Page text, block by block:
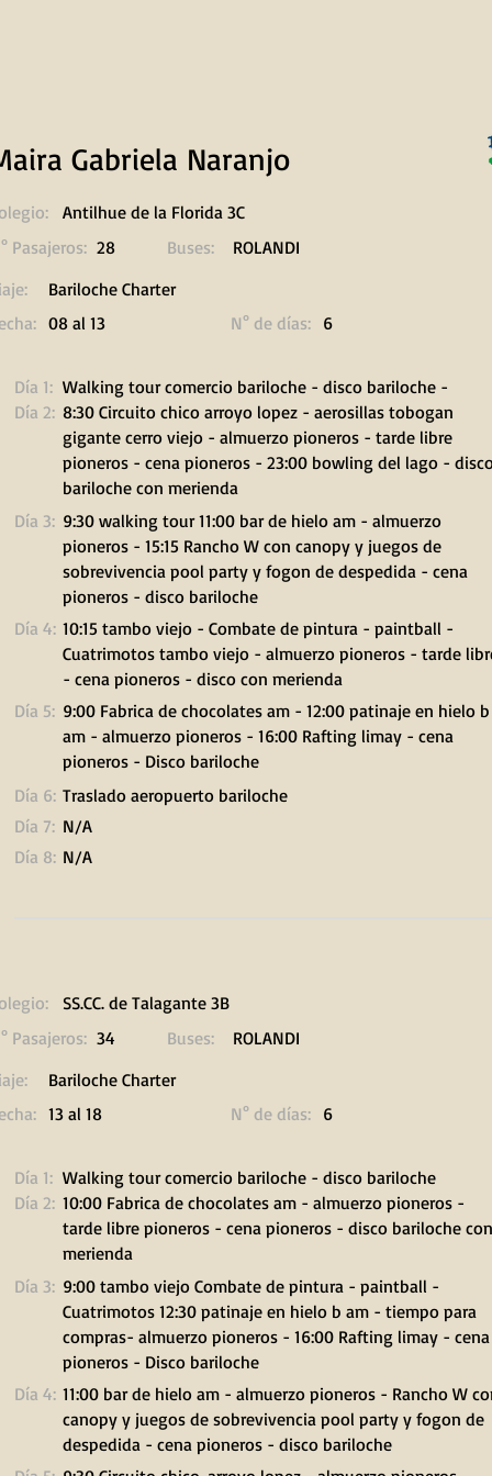
Gabriela Naranjo
Antilhue de la Florida 3C
Pasajeros: 28 Buses:
ROLANDI
Bariloche Charter
08 al 13 N° de días: 6
Día 1:
Día 2:
Walking tour comercio bariloche - disco bariloche -
8:30 Circuito chico arroyo lopez - aerosillas tobogan
gigante cerro viejo - almuerzo pioneros - tarde libre
pioneros - cena pioneros - 23:00 bowling del lago -
bariloche con merienda
Día 3: 9:30 walking tour 11:00 bar de hielo am - almuerzo
pioneros - 15:15 Rancho W con canopy y juegos de
sobrevivencia pool party y fogon de despedida - cena
pioneros - disco bariloche
Día 4: 10:15 tambo viejo - Combate de pintura - paintball -
Cuatrimotos tambo viejo - almuerzo pioneros - tarde
- cena pioneros - disco con merienda
Día 5: 9:00 Fabrica de chocolates am - 12:00 patinaje en hielo b
am - almuerzo pioneros - 16:00 Rafting limay - cena
pioneros - Disco bariloche
Día 6: Traslado aeropuerto bariloche
Día 7: N/A
Día 8: N/A
SS.CC. de Talagante 3B
Pasajeros: 34 Buses:
ROLANDI
Bariloche Charter
13 al 18 N° de días: 6
Día 1:
Día 2:
Walking tour comercio bariloche - disco bariloche
10:00 Fabrica de chocolates am - almuerzo pioneros -
tarde libre pioneros - cena pioneros - disco bariloche con
merienda
Día 3: 9:00 tambo viejo Combate de pintura - paintball -
Cuatrimotos 12:30 patinaje en hielo b am - tiempo para
compras- almuerzo pioneros - 16:00 Rafting limay - cena
pioneros - Disco bariloche
Día 4: 11:00 bar de hielo am - almuerzo pioneros - Rancho W
canopy y juegos de sobrevivencia pool party y fogon de
despedida - cena pioneros - disco bariloche